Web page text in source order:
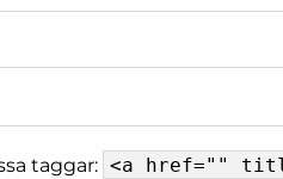
taggar: <a href=""